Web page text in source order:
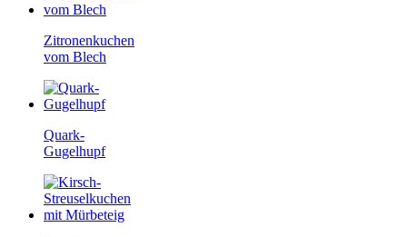
Zitronenkuchen
vom Blech
Quark-
Gugelhupf